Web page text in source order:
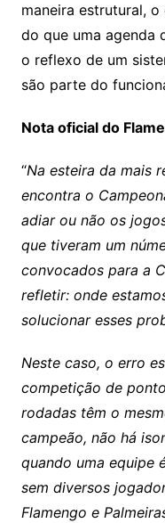
maneira estrutural,
do que uma agenda
o reflexo de um
são parte do
Nota oficial do
“Na esteira da mais
encontra o
adiar ou não os
que tiveram um
convocados para a
refletir: onde
solucionar esses
Neste caso, o erro
competição de
rodadas têm o
campeão, não há
quando uma equipe
sem diversos
Flamengo e